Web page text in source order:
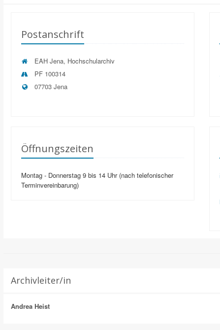
Postanschrift
EAH Jena, Hochschularchiv
PF 100314
07703 Jena
Öffnungszeiten
Montag - Donnerstag 9 bis 14 Uhr (nach telefonischer
Terminvereinbarung)
Archivleiter/in
Andrea Heist